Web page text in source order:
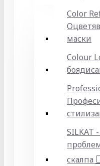
Color
маски
Colour
SILKAT
скалпа